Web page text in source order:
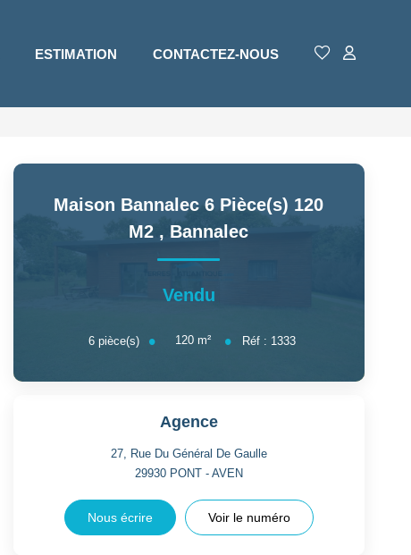
ESTIMATION CONTACTEZ-NOUS
Maison Bannalec 6 Pièce(s) 120
M2 , Bannalec
Vendu
6pièce(s) 120 m² Réf : 1333
Agence
27, Rue Du Général De Gaulle
29930 PONT - AVEN
Nous écrire Voir le numéro